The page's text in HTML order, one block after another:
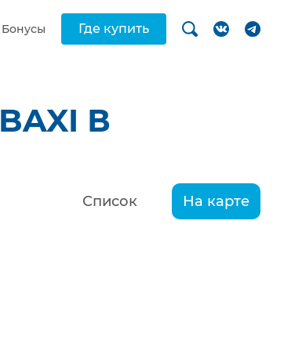
Бонусы Где купить
В
Список На карте